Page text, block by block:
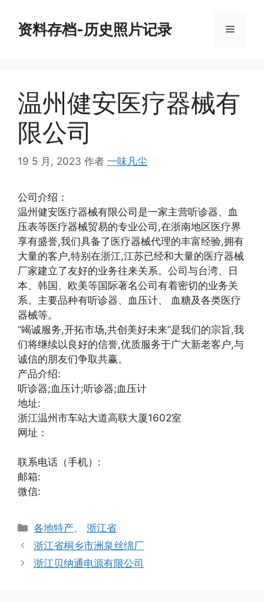
资料存档-历史照片记录 菜
温州健安医疗器械有
限公司
19 5 月, 2023 作者 一味凡尘
公司介绍：
温州健安医疗器械有限公司是一家主营听诊器、血
压表等医疗器械贸易的专业公司,在浙南地区医疗界
享有盛誉,我们具备了医疗器械代理的丰富经验,拥有
大量的客户,特别在浙江,江苏已经和大量的医疗器械
厂家建立了友好的业务往来关系。公司与台湾、日
本、韩国、欧美等国际著名公司有着密切的业务关
系。主要品种有听诊器、血压计、 血糖及各类医疗
器械等。
“竭诚服务,开拓市场,共创美好未来”是我们的宗旨,我
们将继续以良好的信誉,优质服务于广大新老客户,与
诚信的朋友们争取共赢。
产品介绍:
听诊器;血压计;听诊器;血压计
地址:
浙江温州市车站大道高联大厦1602室
网址：
联系电话（手机）:
邮箱:
微信:
分
类
各地特产、浙江省
浙江省桐乡市洲泉丝绵厂
浙江贝纳通电源有限公司